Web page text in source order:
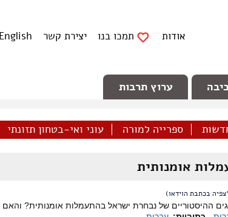
אודות תמכו בנו יצירת קשר English
ערוץ תרבות
ספרייה למורה עוני ואי-בטחון תזונתי
אומנותית
בכתבת הוידאו)
ההיסטוריים של נבחרת ישראל בהתעמלות אומנותית? והאם